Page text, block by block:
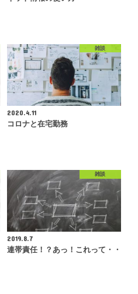
雑談
2020.4.11
コロナと在宅勤務
雑談
2019.8.7
連帯責任！？あっ！これって・・